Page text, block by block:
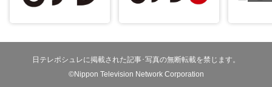
日テレポシュレに掲載された記事･写真の無断転載を禁じます。
©Nippon Television Network Corporation